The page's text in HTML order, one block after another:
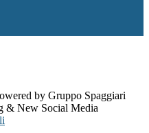
by Gruppo Spaggiari
& New Social Media